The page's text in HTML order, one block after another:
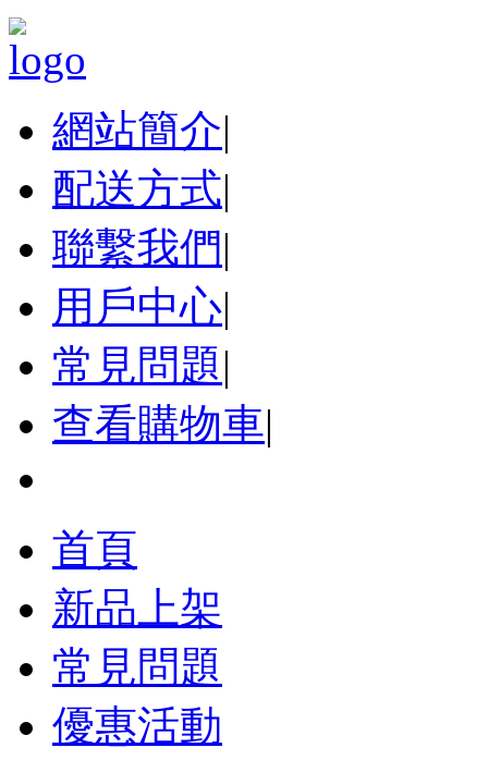
網站簡介|
配送方式|
聯繫我們|
用戶中心|
常見問題|
查看購物車|
首頁
新品上架
常見問題
優惠活動